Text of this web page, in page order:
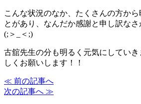
こんな状況のなか、たくさんの方か
とがあり、なんだか感謝と申し訳な
(;＞_＜;)
古舘先生の分も明るく元気にしてい
しくお願いします！！
≪ 前の記事へ
次の記事へ ≫